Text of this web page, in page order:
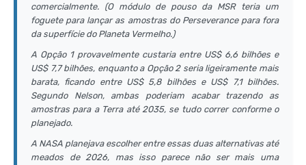
comercialmente. (O módulo de pouso da MSR teria um
foguete para lançar as amostras do Perseverance para fora
da superfície do Planeta Vermelho.)
A Opção 1 provavelmente custaria entre US$ 6,6 bilhões e
US$ 7,7 bilhões, enquanto a Opção 2 seria ligeiramente mais
barata, ficando entre US$ 5,8 bilhões e US$ 7,1 bilhões.
Segundo Nelson, ambas poderiam acabar trazendo as
amostras para a Terra até 2035, se tudo correr conforme o
planejado.
A NASA planejava escolher entre essas duas alternativas até
meados de 2026, mas isso parece não ser mais uma